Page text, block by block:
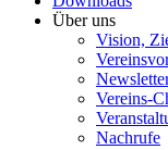
Über uns
Vision,
Vereins-
Nachrufe